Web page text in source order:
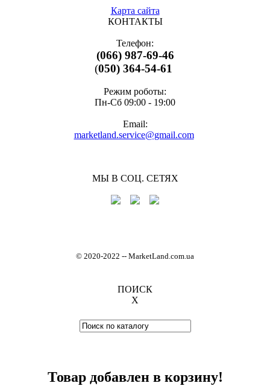
Карта сайта
КОНТАКТЫ
Телефон:
(066) 987-69-46
(050) 364-54-61
Режим роботы:
Пн-Cб 09:00 - 19:00
Email:
marketland.service@gmail.com
МЫ В СОЦ. СЕТЯХ
© 2020-2022 -- MarketLand.com.ua
ПОИСК
X
Товар добавлен в корзину!